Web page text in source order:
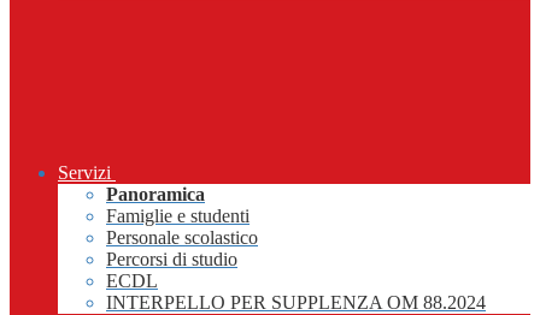
Servizi
Panoramica
Famiglie e studenti
Personale scolastico
Percorsi di studio
ECDL
INTERPELLO PER SUPPLENZA OM 88.2024